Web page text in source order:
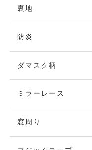
裏地
防炎
ダマスク柄
ミラーレース
窓周り